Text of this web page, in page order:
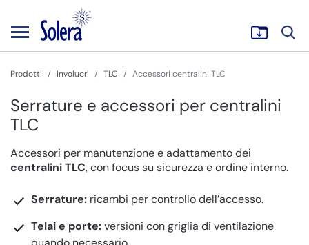
Prodotti Involucri TLC Accessori centralini TLC
Serrature e accessori per centralini
TLC
Accessori per manutenzione e adattamento dei
centralini TLC, con focus su sicurezza e ordine interno.
Serrature: ricambi per controllo dell’accesso.
Telai e porte:versioni con griglia di ventilazione